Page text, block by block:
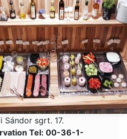
Sándor sgrt. 17.
Tel: 00-36-1-